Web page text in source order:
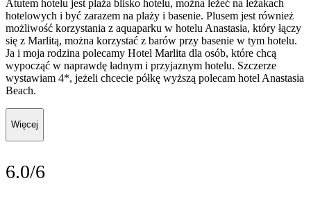
Atutem hotelu jest plaża blisko hotelu, można leżeć na leżakach
hotelowych i być zarazem na plaży i basenie. Plusem jest również
możliwość korzystania z aquaparku w hotelu Anastasia, który łączy
się z Marlitą, można korzystać z barów przy basenie w tym hotelu.
Ja i moja rodzina polecamy Hotel Marlita dla osób, które chcą
wypocząć w naprawdę ładnym i przyjaznym hotelu. Szczerze
wystawiam 4*, jeżeli chcecie półkę wyższą polecam hotel Anastasia
Beach.
Więcej
6.0/6